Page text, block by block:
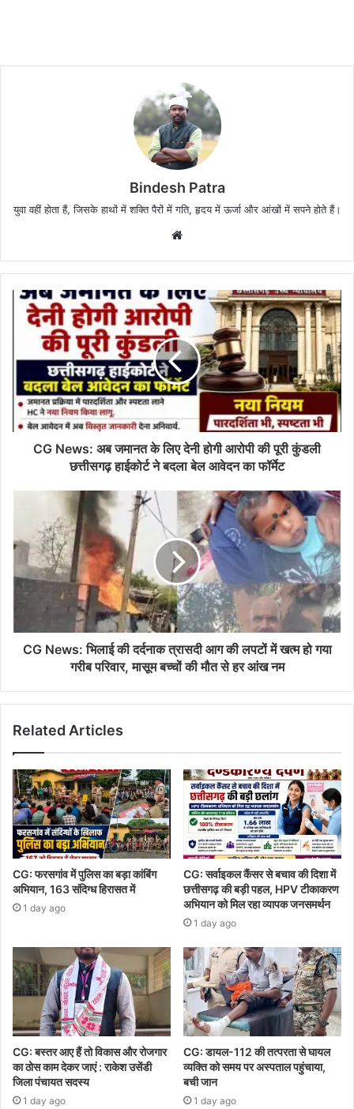
Bindesh Patra
युवा वहीं होता हैं, जिसके हाथों में शक्ति पैरों में गति, हृदय में ऊर्जा और आंखों में सपने होते हैं।
b
s
i
t
e
CG News: अब जमानत के लिए देनी होगी आरोपी की पूरी कुंडली
छत्तीसगढ़ हाईकोर्ट ने बदला बेल आवेदन का फॉर्मेट
CG News: भिलाई की दर्दनाक त्रासदी आग की लपटों में खत्म हो गया
गरीब परिवार, मासूम बच्चों की मौत से हर आंख नम
Related Articles
CG: फरसगांव में पुलिस का बड़ा कांबिंग
अभियान, 163 संदिग्ध हिरासत में
1 day ago
CG: सर्वाइकल कैंसर से बचाव की दिशा में
छत्तीसगढ़ की बड़ी पहल, HPV टीकाकरण
अभियान को मिल रहा व्यापक जनसमर्थन
1 day ago
CG: बस्तर आए हैं तो विकास और रोजगार
का ठोस काम देकर जाएं : राकेश उसेंडी
जिला पंचायत सदस्य
1 day ago
CG: डायल-112 की तत्परता से घायल
व्यक्ति को समय पर अस्पताल पहुंचाया,
बची जान
1 day ago